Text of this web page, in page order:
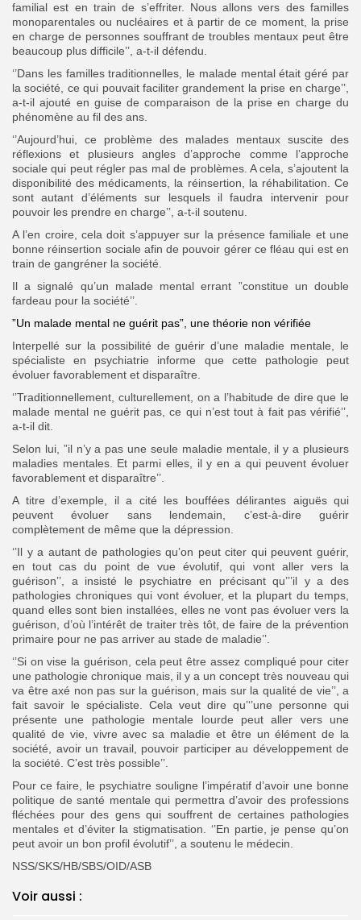
familial est en train de s’effriter. Nous allons vers des familles
monoparentales ou nucléaires et à partir de ce moment, la prise
en charge de personnes souffrant de troubles mentaux peut être
beaucoup plus difficile’’, a-t-il défendu.
‘’Dans les familles traditionnelles, le malade mental était géré par
la société, ce qui pouvait faciliter grandement la prise en charge’’,
a-t-il ajouté en guise de comparaison de la prise en charge du
phénomène au fil des ans.
‘’Aujourd’hui, ce problème des malades mentaux suscite des
réflexions et plusieurs angles d’approche comme l’approche
sociale qui peut régler pas mal de problèmes. A cela, s’ajoutent la
disponibilité des médicaments, la réinsertion, la réhabilitation. Ce
sont autant d’éléments sur lesquels il faudra intervenir pour
pouvoir les prendre en charge’’, a-t-il soutenu.
A l’en croire, cela doit s’appuyer sur la présence familiale et une
bonne réinsertion sociale afin de pouvoir gérer ce fléau qui est en
train de gangréner la société.
Il a signalé qu’un malade mental errant ”constitue un double
fardeau pour la société’’.
”Un malade mental ne guérit pas”, une théorie non vérifiée
Interpellé sur la possibilité de guérir d’une maladie mentale, le
spécialiste en psychiatrie informe que cette pathologie peut
évoluer favorablement et disparaître.
‘’Traditionnellement, culturellement, on a l’habitude de dire que le
malade mental ne guérit pas, ce qui n’est tout à fait pas vérifié’’,
a-t-il dit.
Selon lui, ”il n’y a pas une seule maladie mentale, il y a plusieurs
maladies mentales. Et parmi elles, il y en a qui peuvent évoluer
favorablement et disparaître’’.
A titre d’exemple, il a cité les bouffées délirantes aiguës qui
peuvent évoluer sans lendemain, c’est-à-dire guérir
complètement de même que la dépression.
‘’Il y a autant de pathologies qu’on peut citer qui peuvent guérir,
en tout cas du point de vue évolutif, qui vont aller vers la
guérison’’, a insisté le psychiatre en précisant qu’’’il y a des
pathologies chroniques qui vont évoluer, et la plupart du temps,
quand elles sont bien installées, elles ne vont pas évoluer vers la
guérison, d’où l’intérêt de traiter très tôt, de faire de la prévention
primaire pour ne pas arriver au stade de maladie’’.
‘’Si on vise la guérison, cela peut être assez compliqué pour citer
une pathologie chronique mais, il y a un concept très nouveau qui
va être axé non pas sur la guérison, mais sur la qualité de vie’’, a
fait savoir le spécialiste. Cela veut dire qu’‘’une personne qui
présente une pathologie mentale lourde peut aller vers une
qualité de vie, vivre avec sa maladie et être un élément de la
société, avoir un travail, pouvoir participer au développement de
la société. C’est très possible’’.
Pour ce faire, le psychiatre souligne l’impératif d’avoir une bonne
politique de santé mentale qui permettra d’avoir des professions
fléchées pour des gens qui souffrent de certaines pathologies
mentales et d’éviter la stigmatisation. ‘’En partie, je pense qu’on
peut avoir un bon profil évolutif’’, a soutenu le médecin.
NSS/SKS/HB/SBS/OID/ASB
Voir aussi :